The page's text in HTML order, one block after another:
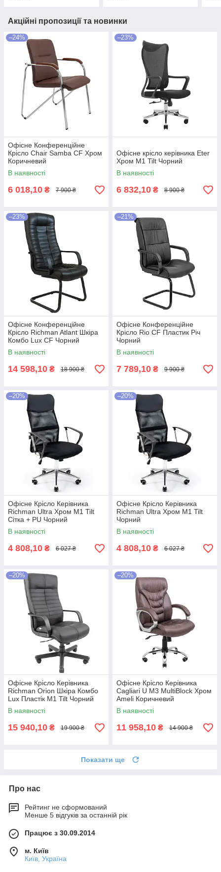
Акційні пропозиції та новинки
–24%
Офісне Конференційне
Крісло Chair Samba CF Хром
Коричневий
В наявності
6 018,10 ₴ 7 900 ₴
–23%
Офісне крісло керівника Eter
Хром M1 Tilt Чорний
В наявності
6 832,10 ₴ 8 900 ₴
–23%
Офісне Конференційне
Крісло Richman Atlant Шкіра
Комбо Lux CF Чорний
В наявності
14 598,10 ₴ 18 900 ₴
–21%
Офісне Конференційне
Крісло Rio CF Пластик Річ
Чорний
В наявності
7 789,10 ₴ 9 900 ₴
–20%
Офісне Крісло Керівника
Richman Ultra Хром М1 Tilt
Сітка + PU Чорний
В наявності
4 808,10 ₴ 6 027 ₴
–20%
Офісне Крісло Керівника
Richman Ultra Хром М1 Tilt
Чорний
В наявності
4 808,10 ₴ 6 027 ₴
–20%
Офісне Крісло Керівника
Richman Orion Шкіра Комбо
Lux Пластік М1 Tilt Чорний
В наявності
15 940,10 ₴ 19 900 ₴
–20%
Офісне Крісло Керівника
Cagliari U М3 MultiBlock Хром
Ameli Коричневий
В наявності
11 958,10 ₴ 14 900 ₴
Показати ще
Про нас
Рейтинг не сформований
Менше 5 відгуків за останній рік
Працює з 30.09.2014
м. Київ
Київ, Україна